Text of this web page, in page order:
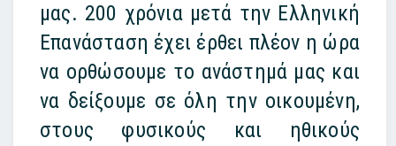
μας. 200 χρόνια μετά την Ελληνική
Επανάσταση έχει έρθει πλέον η ώρα
να ορθώσουμε το ανάστημά μας και
να δείξουμε σε όλη την οικουμένη,
στους φυσικούς και ηθικούς